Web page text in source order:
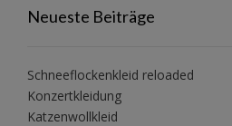
Neueste Beiträge
Schneeflockenkleid reloaded
Konzertkleidung
Katzenwollkleid